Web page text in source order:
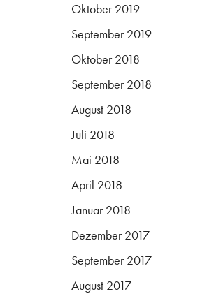
Oktober 2019
September 2019
Oktober 2018
September 2018
August 2018
Juli 2018
Mai 2018
April 2018
Januar 2018
Dezember 2017
September 2017
August 2017